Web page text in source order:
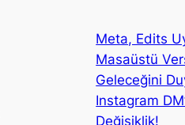
Meta, Edits
Masaüstü
Geleceğini
Instagram
Değişiklik!